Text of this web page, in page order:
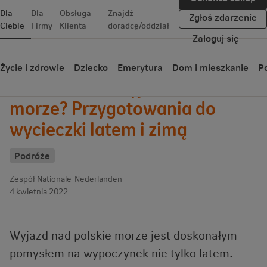
Dla
Ciebie
Dla
Firmy
Obsługa
Klienta
Znajdź
doradcę/oddział
Zgłoś zdarzenie
Zaloguj się
Życie i zdrowie Dziecko Emerytura Dom i mieszkanie
Wróć
morze? Przygotowania do
wycieczki latem i zimą
Podróże
Zespół Nationale-Nederlanden
4 kwietnia 2022
Wyjazd nad polskie morze jest doskonałym
pomysłem na wypoczynek nie tylko latem.